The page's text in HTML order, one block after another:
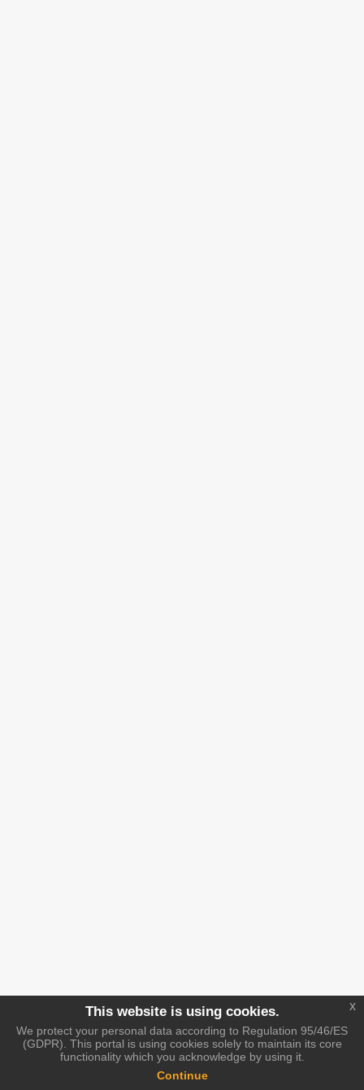
This website is using cookies.
We protect your personal data according to Regulation 95/46/ES
(GDPR). This portal is using cookies solely to maintain its core
functionality which you acknowledge by using it.
Continue
x